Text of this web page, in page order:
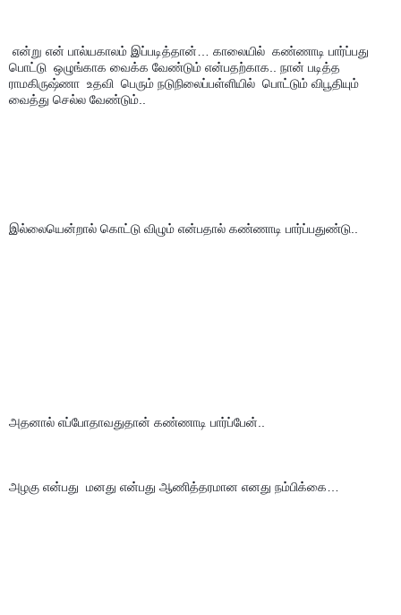
பொட்டு  ஒழுங்காக வைக்க வேண்டும் என்பதற்காக.. நான் படித்த
ராமகிருஷ்ணா  உதவி  பெரும் நடுநிலைப்பள்ளியில்  பொட்டும் விபூதியும்
வைத்து செல்ல வேண்டும்..
இல்லையென்றால் கொட்டு விழும் என்பதால் கண்ணாடி பார்ப்பதுண்டு..
அதனால் எப்போதாவதுதான் கண்ணாடி பார்ப்பேன்..
அழகு என்பது  மனது என்பது ஆணித்தரமான எனது நம்பிக்கை…